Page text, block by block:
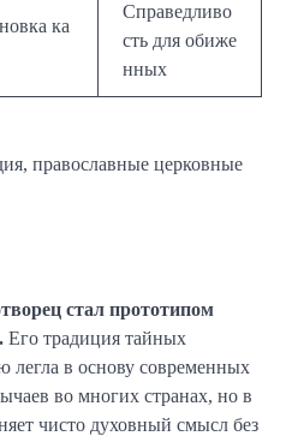
ка
Справедливо
сть для обиже
нных
православные церковные
стал прототипом
Его традиция тайных
легла в основу современных
во многих странах, но в
чисто духовный смысл без